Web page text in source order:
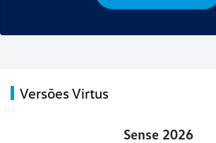
Versões Virtus
Sense 2026